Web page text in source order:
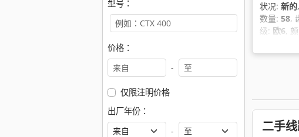
型号：
价格：
-
仅限注明价格
出厂年份：
-
状况: 新的
数量: 58,
级: 欧6,
(ESP), 空
二手